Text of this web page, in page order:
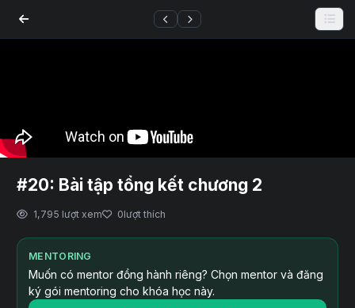
#20: Bài tập tổng kết chương 2
1,795 lượt xem 0lượt thích
MENTORING
Muốn có mentor đồng hành riêng? Chọn mentor và đăng
ký gói mentoring cho khóa học này.